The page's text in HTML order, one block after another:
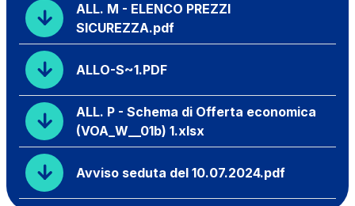
ALL. M - ELENCO PREZZI
SICUREZZA.pdf
ALLO-S~1.PDF
ALL. P - Schema di Offerta economica
(VOA_W__01b) 1.xlsx
Avviso seduta del 10.07.2024.pdf